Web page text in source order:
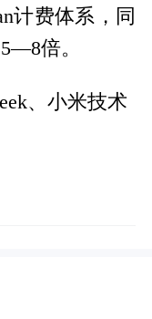
计费体系，同
倍。
、小米技术